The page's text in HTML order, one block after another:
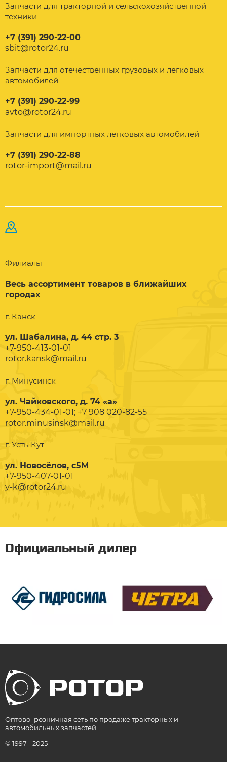
Запчасти для тракторной и сельскохозяйственной
техники
+7 (391) 290-22-00
sbit@rotor24.ru
Запчасти для отечественных грузовых и легковых
автомобилей
+7 (391) 290-22-99
avto@rotor24.ru
Запчасти для импортных легковых автомобилей
+7 (391) 290-22-88
rotor-import@mail.ru
Филиалы
Весь ассортимент товаров в ближайших
городах
г. Канск
ул. Шабалина, д. 44 стр. 3
+7-950-413-01-01
rotor.kansk@mail.ru
г. Минусинск
ул. Чайковского, д. 74 «а»
+7-950-434-01-01; +7 908 020-82-55
rotor.minusinsk@mail.ru
г. Усть-Кут
ул. Новосёлов, с5М
+7-950-407-01-01
y-k@rotor24.ru
Официальный дилер
Оптово–розничная сеть по продаже тракторных и
автомобильных запчастей
© 1997 - 2025